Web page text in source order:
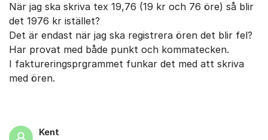
När jag ska skriva tex 19,76 (19 kr och 76 öre) så blir
det 1976 kr istället?
Det är endast när jag ska registrera ören det blir fel?
Har provat med både punkt och kommatecken.
I faktureringsprgrammet funkar det med att skriva
med ören.
Kent